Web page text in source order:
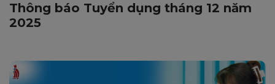
Thông báo Tuyển dụng tháng 12 năm
2025